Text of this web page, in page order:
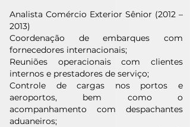
Analista Comércio Exterior Sênior (2012 –
2013)
Coordenação de embarques com
fornecedores internacionais;
Reuniões operacionais com clientes
internos e prestadores de serviço;
Controle de cargas nos portos e
aeroportos, bem como o
acompanhamento com despachantes
aduaneiros;